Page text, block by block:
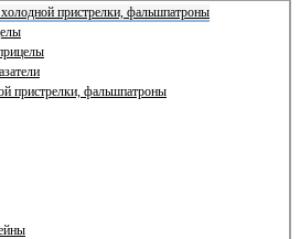
пристрелки, фальшпатроны
пристрелки, фальшпатроны